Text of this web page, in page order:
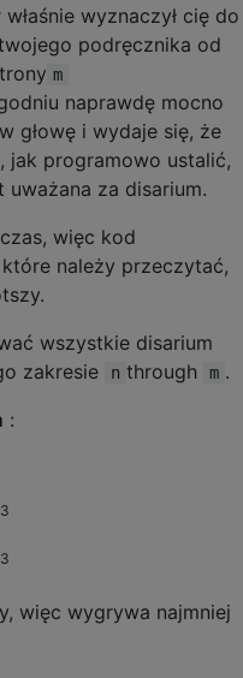
wyznaczył cię do
podręcznika od
m
naprawdę mocno
głowę i wydaje się, że
jak programowo ustalić,
uważana za disarium.
więc kod
należy przeczytać,
wszystkie disarium
zakresie
n through m .
:
3
3
więc wygrywa najmniej